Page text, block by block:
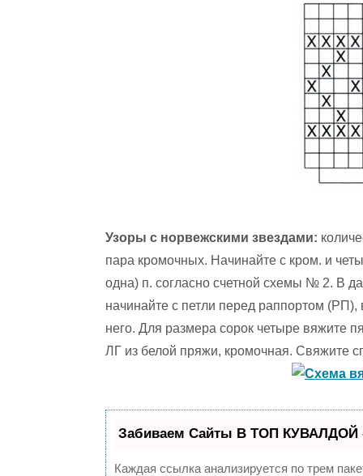
Узоры с норвежскими звездами:
пара кромочных. Начинайте с кром. и
одна) п. согласно счетной схемы № 2. В
начинайте с петли перед раппортом
него. Для размера сорок четыре вяжите
ЛГ из белой пряжи, кромочная. Свяжите
Забиваем Сайты В ТОП КУВАЛДОЙ -
Каждая ссылка анализируется по трем